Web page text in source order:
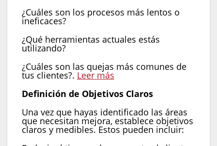
¿Cuáles son los procesos más lentos o
ineficaces?
¿Qué herramientas actuales estás
utilizando?
¿Cuáles son las quejas más comunes de
tus clientes?. Leer más
Definición de Objetivos Claros
Una vez que hayas identificado las áreas
que necesitan mejora, establece objetivos
claros y medibles. Estos pueden incluir: